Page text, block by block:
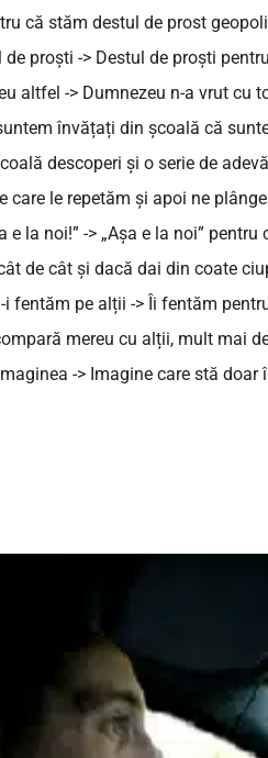
că stăm destul de prost
proști -> Destul de proști
altfel -> Dumnezeu n-a vrut cu
învățați din școală că
descoperi și o serie de
care le repetăm și apoi ne
la noi!” -> „Așa e la noi”
de cât și dacă dai din coate
i fentăm pe alții -> Îi fentăm
mereu cu alții, mult mai
-> Imagine care stă